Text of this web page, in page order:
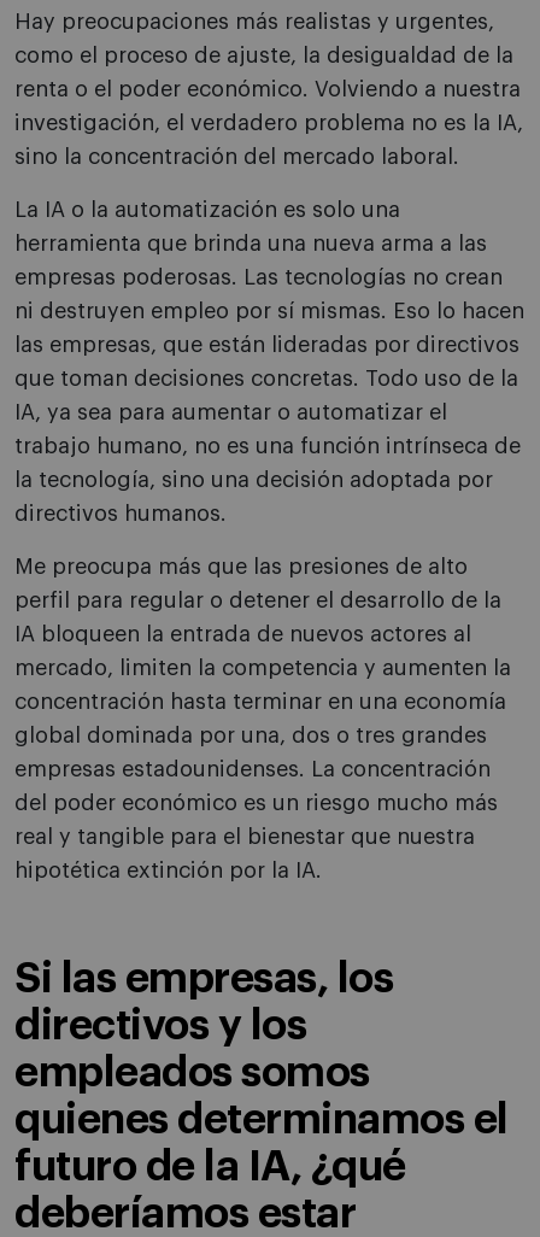
Hay preocupaciones más realistas y urgentes,
como el proceso de ajuste, la desigualdad de la
renta o el poder económico. Volviendo a nuestra
investigación, el verdadero problema no es la IA,
sino la concentración del mercado laboral.
La IA o la automatización es solo una
herramienta que brinda una nueva arma a las
empresas poderosas. Las tecnologías no crean
ni destruyen empleo por sí mismas. Eso lo hacen
las empresas, que están lideradas por directivos
que toman decisiones concretas. Todo uso de la
IA, ya sea para aumentar o automatizar el
trabajo humano, no es una función intrínseca de
la tecnología, sino una decisión adoptada por
directivos humanos.
Me preocupa más que las presiones de alto
perfil para regular o detener el desarrollo de la
IA bloqueen la entrada de nuevos actores al
mercado, limiten la competencia y aumenten la
concentración hasta terminar en una economía
global dominada por una, dos o tres grandes
empresas estadounidenses. La concentración
del poder económico es un riesgo mucho más
real y tangible para el bienestar que nuestra
hipotética extinción por la IA.
Si las empresas, los
directivos y los
empleados somos
quienes determinamos el
futuro de la IA, ¿qué
deberíamos estar